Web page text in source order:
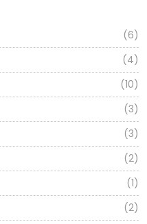
(6)
(4)
(10)
(3)
(3)
(2)
(1)
(2)